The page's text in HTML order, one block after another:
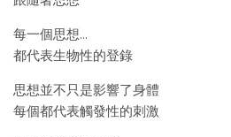
每一個思想…
都代表生物性的登錄
思想並不只是影響了身體
每個都代表觸發性的刺激